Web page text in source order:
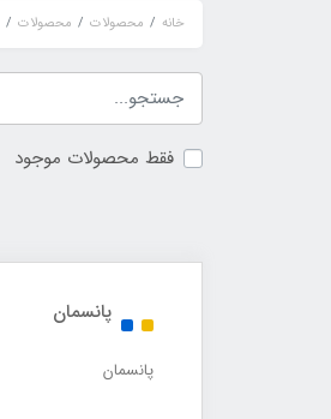
خانه محصولات محصولات
فقط محصولات موجود
پانسمان
پانسمان